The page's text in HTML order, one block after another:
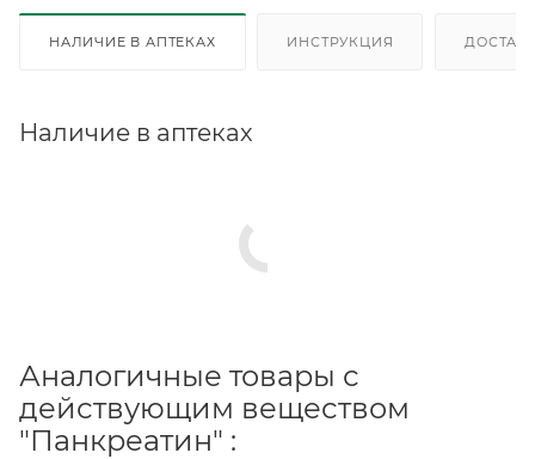
НАЛИЧИЕ В АПТЕКАХ ИНСТРУКЦИЯ
Наличие в аптеках
Аналогичные товары с
действующим веществом
"Панкреатин" :